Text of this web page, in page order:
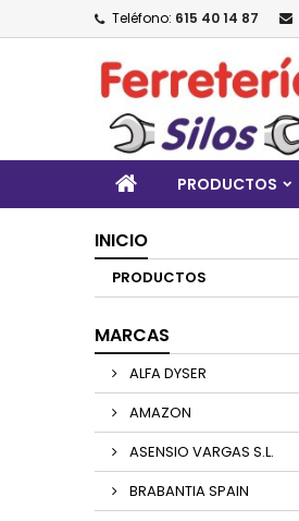
Teléfono: 615 40 14 87
PRODUCTOS
INICIO
PRODUCTOS
MARCAS
ALFA DYSER
AMAZON
ASENSIO VARGAS S.L.
BRABANTIA SPAIN